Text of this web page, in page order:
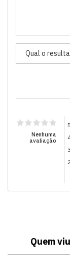
Nenhuma
avaliação
Quem